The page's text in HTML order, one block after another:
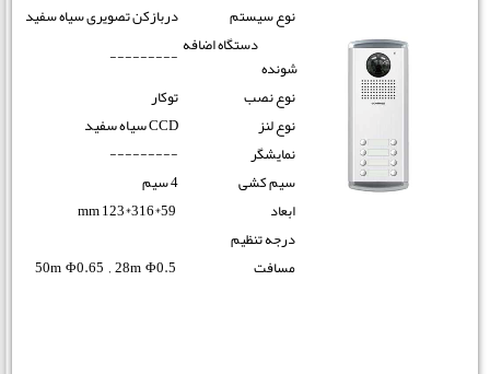
نوع سیستم
دربازکن تصویری سیاه سفید
دستگاه اضافه
شونده
---------
نوع نصب
توکار
نوع لنز
CCDسیاه سفید
نمایشگر
---------
سیم کشی
4 سیم
ابعاد
درجه تنظیم
مسافت